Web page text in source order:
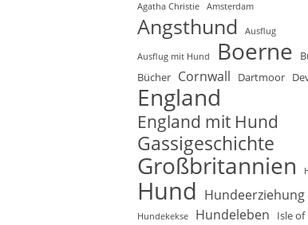
Agatha Christie Amsterdam
Angsthund Ausflug
Ausflug mit Hund Boerne
Bücher Cornwall Dartmoor
England
England mit Hund
Gassigeschichte
Großbritannien
Hund Hundeerziehung
Hundekekse Hundeleben Isle